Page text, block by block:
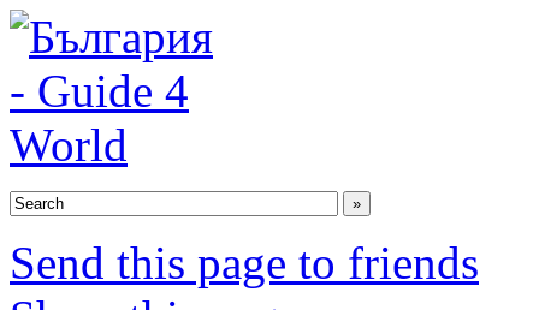
Send this page to friends